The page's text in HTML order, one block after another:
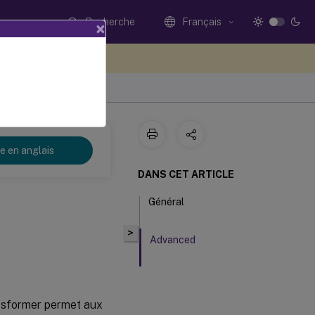
Recherche Français
en anglais
permet aux
>
DANS CET ARTICLE
Général
Advanced
×